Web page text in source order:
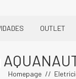
OUTLET
Homepage